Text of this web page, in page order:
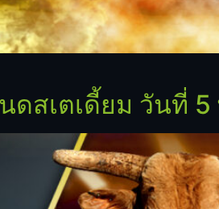
สเตเดี้ยม วันที่